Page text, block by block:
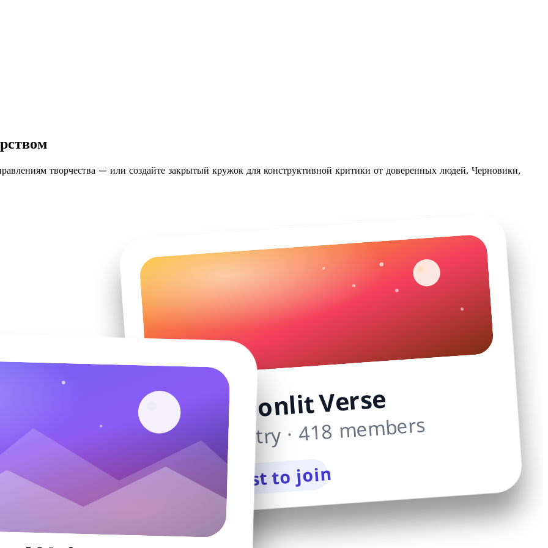
творчества — или создайте закрытый кружок для конструктивной критики от доверенных людей. Черновики,
M Moonlit Verse
Poetry · 418 members
Request to join